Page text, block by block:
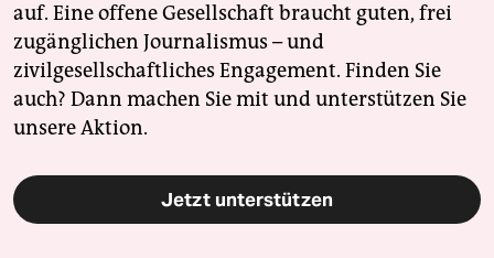
auf. Eine offene Gesellschaft braucht guten, frei
zugänglichen Journalismus – und
zivilgesellschaftliches Engagement. Finden Sie
auch? Dann machen Sie mit und unterstützen Sie
unsere Aktion.
Jetzt unterstützen